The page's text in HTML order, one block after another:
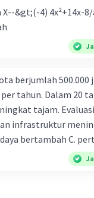
&gt;(-4) 4x²+14x-8/
berjumlah 500.000
tahun. Dalam 20
tajam.
infrastruktur
bertambah C.
jangka
ruang E. proyeksi